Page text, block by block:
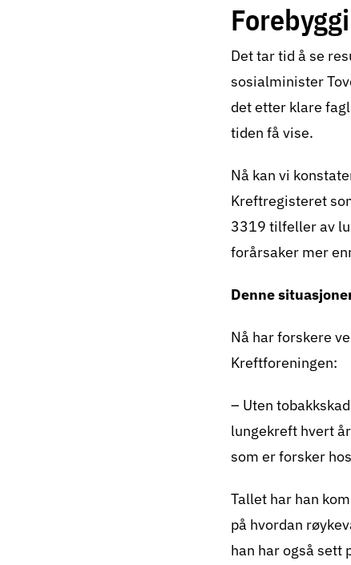
frata
overbevist
Strand kalte
omgivelser,
røykfrie.
Dagfinn
røykeloven
gang kunne
Tove Strand
dem, kan
dag mot
generasjon.
Det tar tid å se
sosialminister
det etter klare
tiden få vise.
Nå kan vi
Kreftregisteret
3319 tilfeller av
forårsaker mer
Denne
Nå har forskere
Kreftforeningen:
– Uten
lungekreft hvert
som er forsker
Tallet har han
på hvordan
han har også sett